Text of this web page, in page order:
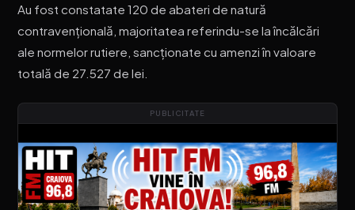
Au fost constatate 120 de abateri de natură
contravențională, majoritatea referindu-se la încălcări
ale normelor rutiere, sancționate cu amenzi în valoare
totală de 27.527 de lei.
PUBLICITATE